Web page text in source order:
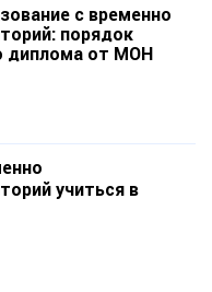
с временно
порядок
диплома от МОН
учиться в